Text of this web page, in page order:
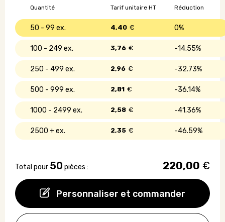
Personnaliser et commander
Quantité Réduction
Tarif unitaire HT
50 - 99 0%
4,40 €
100 - 249 14.55%
3,76 €
250 - 499 32.73%
2,96 €
500 - 999 36.14%
2,81 €
1000 - 2499 41.36%
2,58 €
2500 + 46.59%
2,35 €
Total pour 50 pièces : 220,00 €